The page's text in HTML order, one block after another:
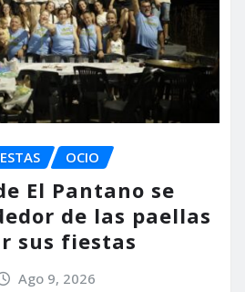
OCIO
El Pantano se
de las paellas
sus fiestas
Ago 9, 2026